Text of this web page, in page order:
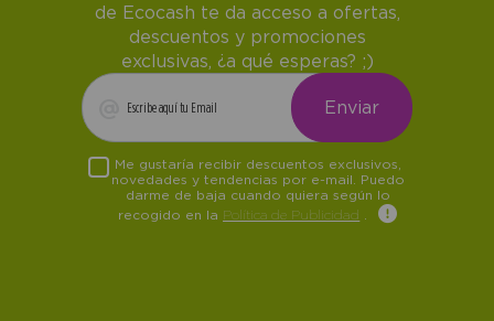
de Ecocash te da acceso a ofertas,
descuentos y promociones
exclusivas, ¿a qué esperas? ;)
Me gustaría recibir descuentos exclusivos,
novedades y tendencias por e-mail. Puedo
darme de baja cuando quiera según lo
recogido en la Política de Publicidad